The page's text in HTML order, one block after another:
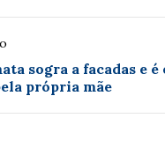
sogra a facadas e
própria mãe